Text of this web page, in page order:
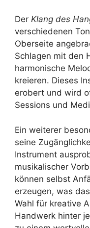
Der Klang des
verschiedenen
Oberseite
Schlagen mit den
harmonische
kreieren. Dieses
erobert und wird
Sessions und
Ein weiterer
seine
Instrument
musikalischer
können selbst
erzeugen, was
Wahl für kreative
Handwerk hinter